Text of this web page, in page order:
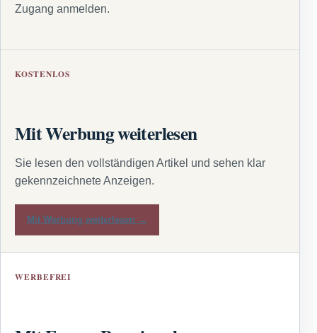
Zugang anmelden.
KOSTENLOS
Mit Werbung weiterlesen
Sie lesen den vollständigen Artikel und sehen klar
gekennzeichnete Anzeigen.
Mit Werbung weiterlesen →
WERBEFREI